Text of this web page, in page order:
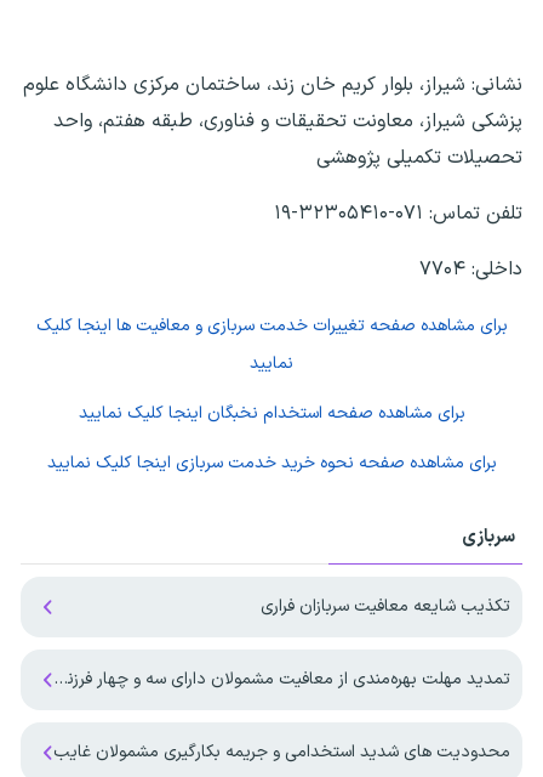
نشانی: شیراز، بلوار کریم خان زند، ساختمان مرکزی دانشگاه علوم
پزشکی شیراز، معاونت تحقیقات و فناوری، طبقه هفتم، واحد
تحصیلات تکمیلی پژوهشی
تلفن تماس: ۰۷۱-۳۲۳۰۵۴۱۰-۱۹
داخلی: ۷۷۰۴
برای مشاهده صفحه تغییرات خدمت سربازی و معافیت ها اینجا کلیک
نمایید
برای مشاهده صفحه استخدام نخبگان اینجا کلیک نمایید
برای مشاهده صفحه نحوه خرید خدمت سربازی اینجا کلیک نمایید
سربازی
تکذیب شایعه معافیت سربازان فراری
تمدید مهلت بهره‌مندی از معافیت مشمولان دارای سه و چهار فرزند تا پایان ۱۴۰۷
محدودیت های شدید استخدامی و جریمه بکارگیری مشمولان غایب